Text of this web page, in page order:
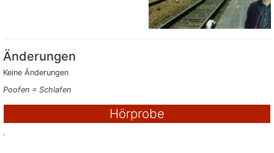
Änderungen
Keine Änderungen
Poofen = Schlafen
Hörprobe
.